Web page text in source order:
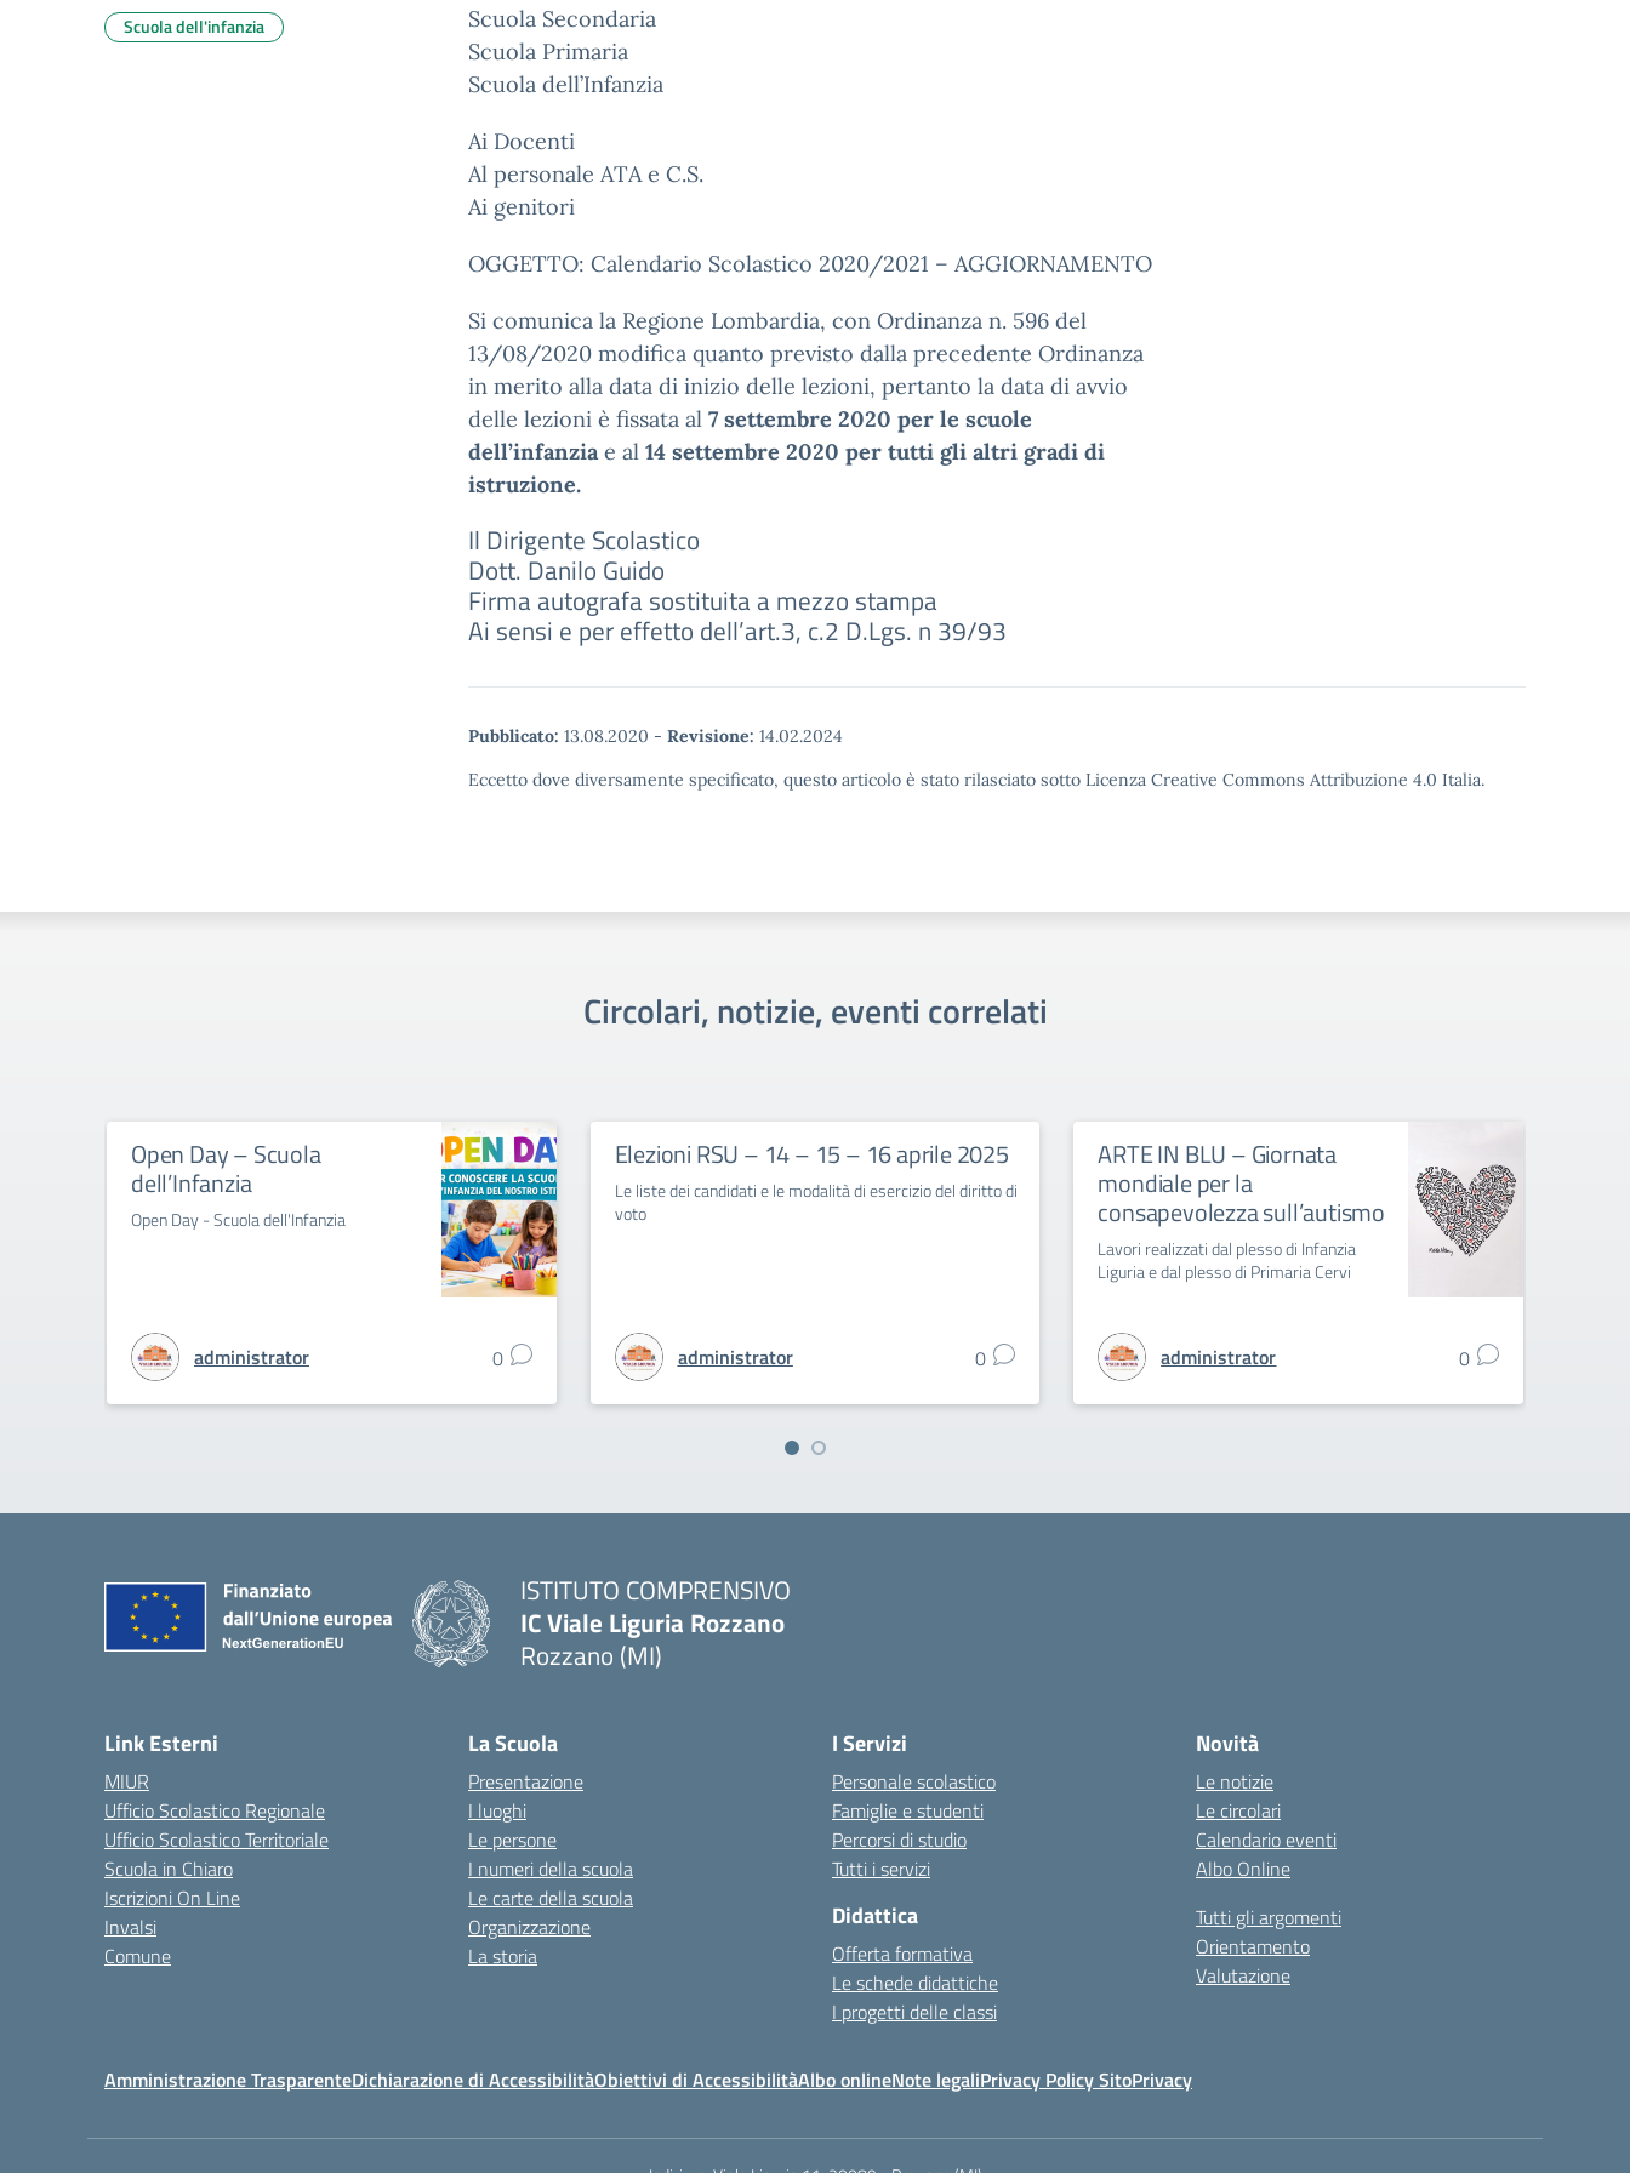
Scuola Secondaria
Scuola Primaria
Scuola dell’Infanzia
Ai Docenti
Al personale ATA e C.S.
Ai genitori
OGGETTO: Calendario Scolastico 2020/2021 – AGGIORNAMENTO
Si comunica la Regione Lombardia, con Ordinanza n. 596 del
13/08/2020 modifica quanto previsto dalla precedente Ordinanza
in merito alla data di inizio delle lezioni, pertanto la data di avvio
delle lezioni è fissata al 7 settembre 2020 per le scuole
dell’infanziae al 14 settembre 2020 per tutti gli altri gradi di
istruzione.
Il Dirigente Scolastico
Dott. Danilo Guido
Firma autografa sostituita a mezzo stampa
Ai sensi e per effetto dell’art.3, c.2 D.Lgs. n 39/93
Pubblicato: 13.08.2020 - Revisione: 14.02.2024
Eccetto dove diversamente specificato, questo articolo è stato rilasciato sotto Licenza Creative Commons Attribuzione 4.0 Italia.
Scuola dell'infanzia
Circolari, notizie, eventi correlati
Open Day – Scuola
dell’Infanzia
Open Day - Scuola dell'Infanzia
administrator 0
Elezioni RSU – 14 – 15 – 16 aprile 2025
Le liste dei candidati e le modalità di esercizio del diritto di
voto
administrator 0
ARTE IN BLU – Giornata
mondiale per la
consapevolezza sull’autismo
Lavori realizzati dal plesso di Infanzia
Liguria e dal plesso di Primaria Cervi
administrator 0
ISTITUTO COMPRENSIVO
IC Viale Liguria Rozzano
Rozzano (MI)
Link Esterni
MIUR
Ufficio Scolastico Regionale
Ufficio Scolastico Territoriale
Scuola in Chiaro
Iscrizioni On Line
Invalsi
Comune
La Scuola
Presentazione
I luoghi
Le persone
I numeri della scuola
Le carte della scuola
Organizzazione
La storia
I Servizi
Personale scolastico
Famiglie e studenti
Percorsi di studio
Tutti i servizi
Didattica
Offerta formativa
Le schede didattiche
I progetti delle classi
Novità
Le notizie
Le circolari
Calendario eventi
Albo Online
Tutti gli argomenti
Orientamento
Valutazione
Amministrazione TrasparenteDichiarazione di AccessibilitàObiettivi di AccessibilitàAlbo onlineNote legaliPrivacy Policy SitoPrivacy